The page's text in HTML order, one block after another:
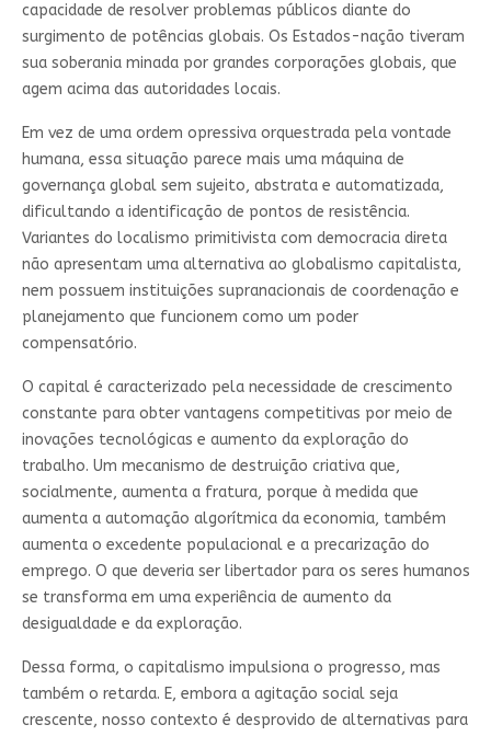
capacidade de resolver problemas públicos diante do
surgimento de potências globais. Os Estados-nação tiveram
sua soberania minada por grandes corporações globais, que
agem acima das autoridades locais.
Em vez de uma ordem opressiva orquestrada pela vontade
humana, essa situação parece mais uma máquina de
governança global sem sujeito, abstrata e automatizada,
dificultando a identificação de pontos de resistência.
Variantes do localismo primitivista com democracia direta
não apresentam uma alternativa ao globalismo capitalista,
nem possuem instituições supranacionais de coordenação e
planejamento que funcionem como um poder
compensatório.
O capital é caracterizado pela necessidade de crescimento
constante para obter vantagens competitivas por meio de
inovações tecnológicas e aumento da exploração do
trabalho. Um mecanismo de destruição criativa que,
socialmente, aumenta a fratura, porque à medida que
aumenta a automação algorítmica da economia, também
aumenta o excedente populacional e a precarização do
emprego. O que deveria ser libertador para os seres humanos
se transforma em uma experiência de aumento da
desigualdade e da exploração.
Dessa forma, o capitalismo impulsiona o progresso, mas
também o retarda. E, embora a agitação social seja
crescente, nosso contexto é desprovido de alternativas para